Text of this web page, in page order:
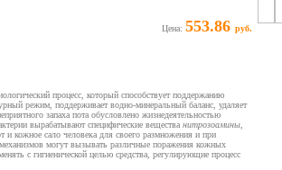
Цена: 553.86 руб.
процесс, который способствует поддержанию
режим, поддерживает водно-минеральный баланс, удаляет
запаха пота обусловлено жизнедеятельностью
вырабатывают специфические вещества нитрозоамины
и кожное сало человека для своего размножения и при
могут вызывать различные поражения кожных
с гигиенической целью средства, регулирующие процесс